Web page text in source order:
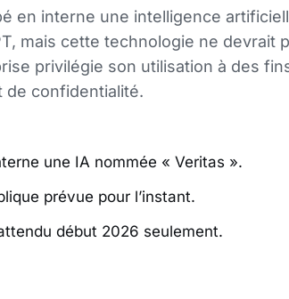
en interne une intelligence
mais cette technologie ne devrait
privilégie son utilisation à des
de confidentialité.
une IA nommée « Veritas ».
prévue pour l’instant.
début 2026 seulement.